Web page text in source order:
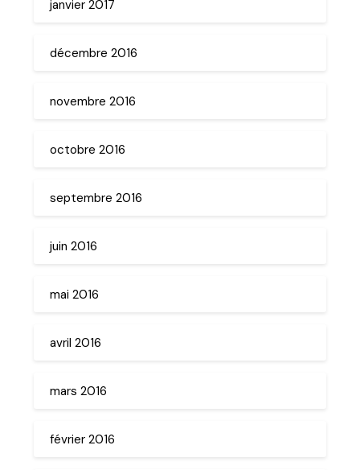
janvier 2017
décembre 2016
novembre 2016
octobre 2016
septembre 2016
juin 2016
mai 2016
avril 2016
mars 2016
février 2016